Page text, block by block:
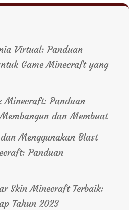
Virtual: Panduan
Game Minecraft yang
Minecraft: Panduan
dan Membuat
Menggunakan Blast
Panduan
Skin Minecraft Terbaik:
Tahun 2023